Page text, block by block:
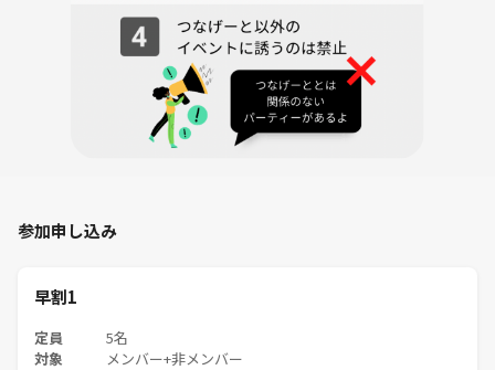
参加申し込み
早割1
定員 5名
対象
メンバー+非メンバー